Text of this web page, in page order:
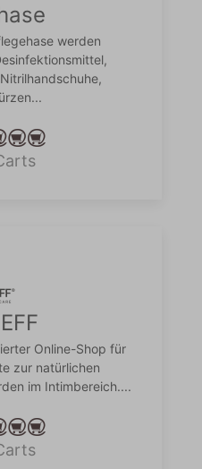
werden
Online-Shop für
zur natürlichen
im Intimbereich....